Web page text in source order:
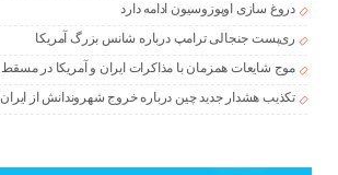
دروغ سازی اوپوزوسیون ادامه دارد
ری‌پست جنجالی ترامپ درباره شانس بزرگ آمریکا
موج شایعات همزمان با مذاکرات ایران و آمریکا در مسقط
تکذیب هشدار جدید چین درباره خروج شهروندانش از ایران